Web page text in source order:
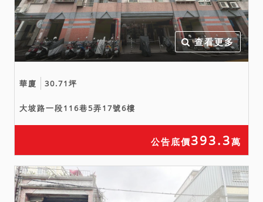
查看更多
華廈 30.71坪
大坡路一段116巷5弄17號6樓
公告底價393.3萬